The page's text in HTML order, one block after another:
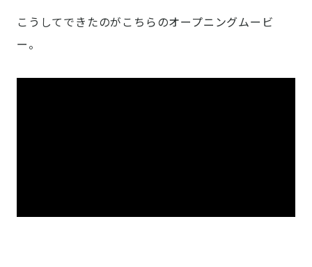
こうしてできたのがこちらのオープニングムービ
ー。